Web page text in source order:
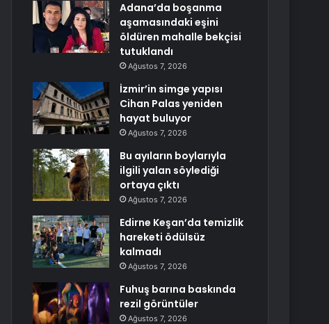
Adana’da boşanma
aşamasındaki eşini
öldüren mahalle bekçisi
tutuklandı
Ağustos 7, 2026
İzmir’in simge yapısı
Cihan Palas yeniden
hayat buluyor
Ağustos 7, 2026
Bu ayıların boylarıyla
ilgili yalan söylediği
ortaya çıktı
Ağustos 7, 2026
Edirne Keşan’da temizlik
hareketi ödülsüz
kalmadı
Ağustos 7, 2026
Fuhuş barına baskında
rezil görüntüler
Ağustos 7, 2026